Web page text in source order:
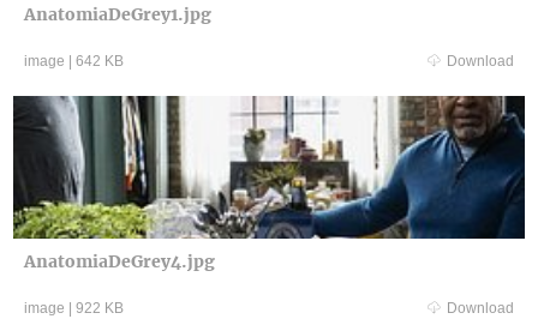
AnatomiaDeGrey1.jpg
image 642 KB Download
AnatomiaDeGrey4.jpg
image 922 KB Download